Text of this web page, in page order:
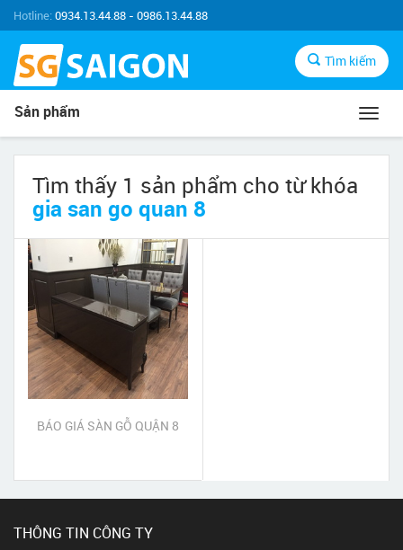
Hotline:0934.13.44.88 - 0986.13.44.88
Tìm kiếm
Sản phẩm
Tìm thấy 1 sản phẩm cho từ khóa
gia san go quan 8
BÁO GIÁ SÀN GỖ QUẬN 8
THÔNG TIN CÔNG TY